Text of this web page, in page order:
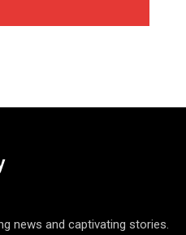
news and captivating stories.